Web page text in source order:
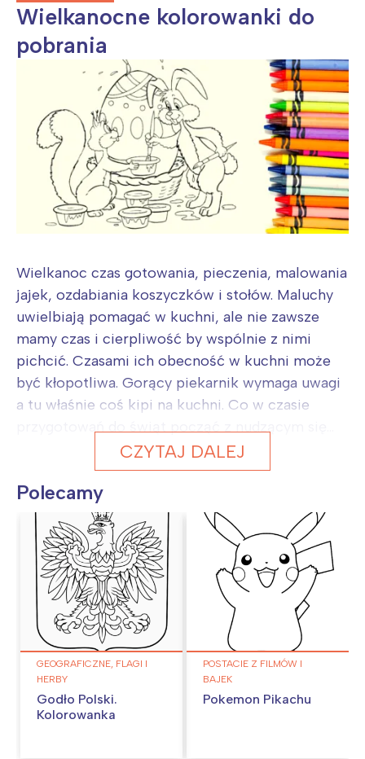
Wielkanocne kolorowanki do
pobrania
Wielkanoc czas gotowania, pieczenia, malowania
jajek, ozdabiania koszyczków i stołów. Maluchy
uwielbiają pomagać w kuchni, ale nie zawsze
mamy czas i cierpliwość by wspólnie z nimi
pichcić. Czasami ich obecność w kuchni może
być kłopotliwa. Gorący piekarnik wymaga uwagi
a tu właśnie coś kipi na kuchni. Co w czasie
CZYTAJ DALEJ
Polecamy
GEOGRAFICZNE, FLAGI I
HERBY
Godło Polski.
Kolorowanka
POSTACIE Z FILMÓW I
BAJEK
Pokemon Pikachu